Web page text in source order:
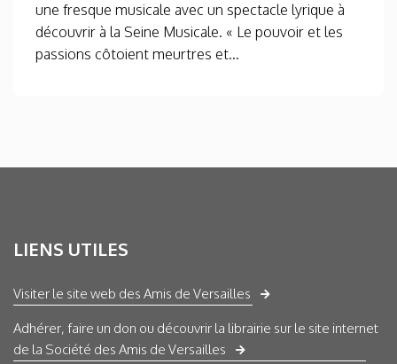
une fresque musicale avec un spectacle lyrique à
découvrir à la Seine Musicale. « Le pouvoir et les
passions côtoient meurtres et...
LIENS UTILES
Visiter le site web des Amis de Versailles
Adhérer, faire un don ou découvrir la librairie sur le site internet
de la Société des Amis de Versailles